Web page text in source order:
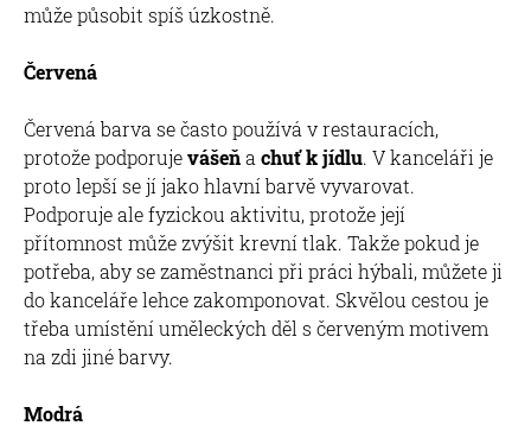
může působit spíš úzkostně.
Červená
Červená barva se často používá v restauracích,
protože podporujevášeňa chuť k jídlu. V kanceláři je
proto lepší se jí jako hlavní barvě vyvarovat.
Podporuje ale fyzickou aktivitu, protože její
přítomnost může zvýšit krevní tlak. Takže pokud je
potřeba, aby se zaměstnanci při práci hýbali, můžete ji
do kanceláře lehce zakomponovat. Skvělou cestou je
třeba umístění uměleckých děl s červeným motivem
na zdi jiné barvy.
Modrá